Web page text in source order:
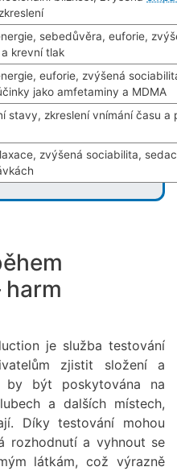
sebedůvěra, euforie,
krevní tlak
euforie, zvýšená
jako amfetaminy a MDMA
stavy, zkreslení vnímání času a
zvýšená sociabilita,
harm
je služba testování
zjistit složení a
být poskytována na
a dalších místech,
Díky testování mohou
rozhodnutí a vyhnout se
látkám, což výrazně